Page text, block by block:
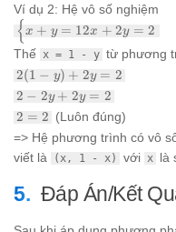
=
2
Ví dụ 2: Hệ vô số nghiệm
\begin{cases}
x + y = 1 2x
+ 2y = 2
\end{cases}
{ x + y = 12x + 2y = 2
Thế x = 1 - y từ phương
2(1
-
y)
+
2y
=
2
2(1 − y) + 2y = 2
2
-
2y
+
2y
2
2 − 2y + 2y = 2
2
2
2 = 2 (Luôn đúng)
=> Hệ phương trình có vô
viết là
(x, 1 - x) với x là
Đáp Án/Kết